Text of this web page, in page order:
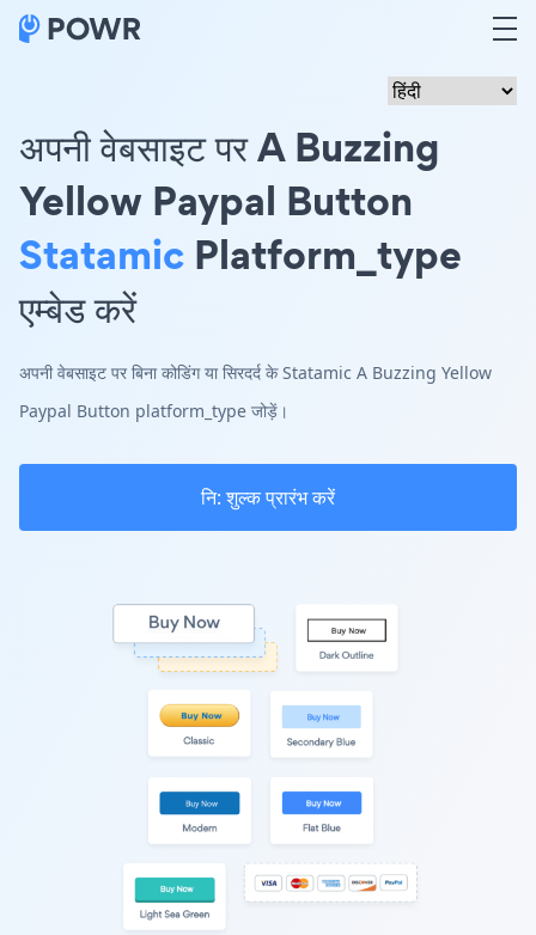
अपनी वेबसाइट पर A Buzzing
Yellow Paypal Button
Statamic Platform_type
एम्बेड करें
अपनी वेबसाइट पर बिना कोडिंग या सिरदर्द के Statamic A Buzzing Yellow
Paypal Button platform_type जोड़ें।
नि: शुल्क प्रारंभ करें